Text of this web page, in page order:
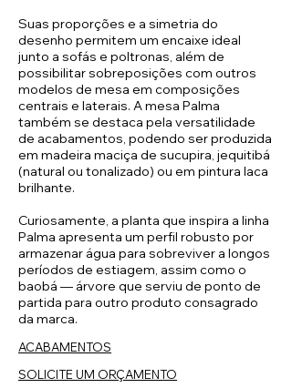
Suas proporções e a simetria do
desenho permitem um encaixe ideal
junto a sofás e poltronas, além de
possibilitar sobreposições com outros
modelos de mesa em composições
centrais e laterais. A mesa Palma
também se destaca pela versatilidade
de acabamentos, podendo ser produzida
em madeira maciça de sucupira, jequitibá
(natural ou tonalizado) ou em pintura laca
brilhante.
Curiosamente, a planta que inspira a linha
Palma apresenta um perfil robusto por
armazenar água para sobreviver a longos
períodos de estiagem, assim como o
baobá — árvore que serviu de ponto de
partida para outro produto consagrado
da marca.
ACABAMENTOS
SOLICITE UM ORÇAMENTO